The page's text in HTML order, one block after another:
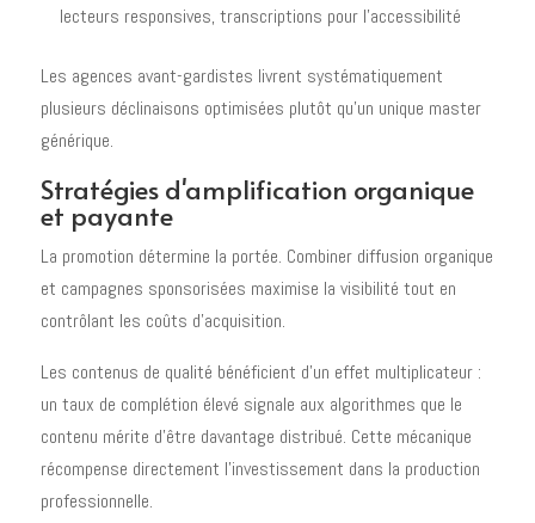
lecteurs responsives, transcriptions pour l'accessibilité
Les agences avant-gardistes livrent systématiquement
plusieurs déclinaisons optimisées plutôt qu'un unique master
générique.
Stratégies d'amplification organique
et payante
La promotion détermine la portée. Combiner diffusion organique
et campagnes sponsorisées maximise la visibilité tout en
contrôlant les coûts d'acquisition.
Les contenus de qualité bénéficient d'un effet multiplicateur :
un taux de complétion élevé signale aux algorithmes que le
contenu mérite d'être davantage distribué. Cette mécanique
récompense directement l'investissement dans la production
professionnelle.